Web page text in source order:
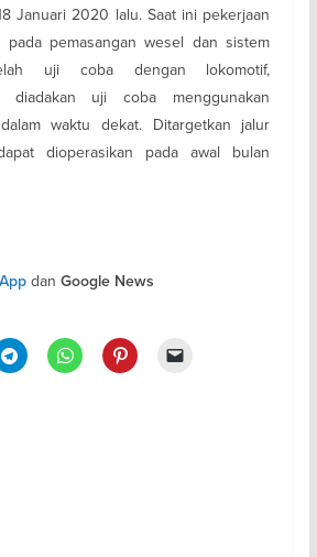
Januari 2020 lalu. Saat ini pekerjaan
pada pemasangan wesel dan sistem
uji coba dengan lokomotif,
diadakan uji coba menggunakan
waktu dekat. Ditargetkan jalur
dioperasikan pada awal bulan
dan Google News